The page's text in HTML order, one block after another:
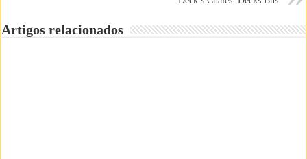
Artigos relacionados